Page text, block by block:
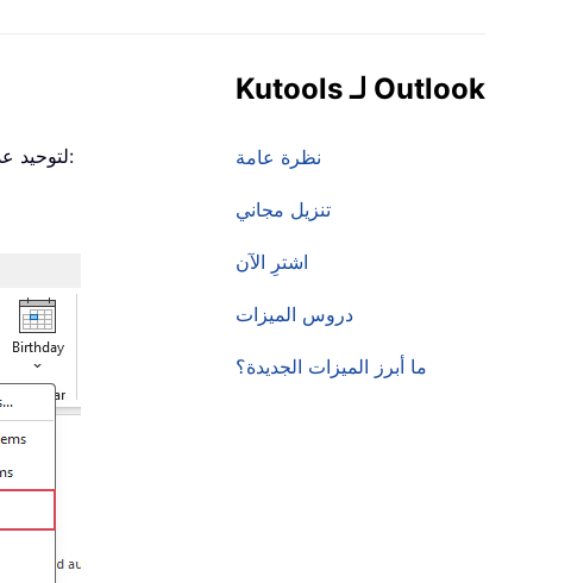
Kutools لـ Outlook
نظرة عامة
تنزيل مجاني
اشترِ الآن
دروس الميزات
ما أبرز الميزات الجديدة؟
لتوحيد عدة صناديق بريد وارد أو عناصر أخرى من حسابات مختلفة أو من نفس الحساب في مجلد واحد، يُرجى اتباع الخطوات التالية: